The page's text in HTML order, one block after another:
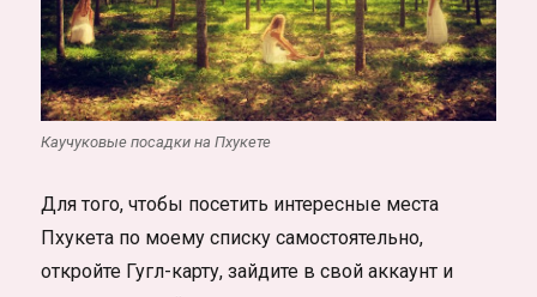
Каучуковые посадки на Пхукете
Для того, чтобы посетить интересные места
Пхукета по моему списку самостоятельно,
откройте Гугл-карту, зайдите в свой аккаунт и